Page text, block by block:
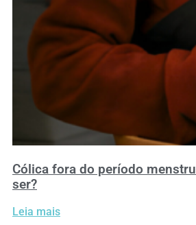
Cólica fora do período
ser?
Leia mais